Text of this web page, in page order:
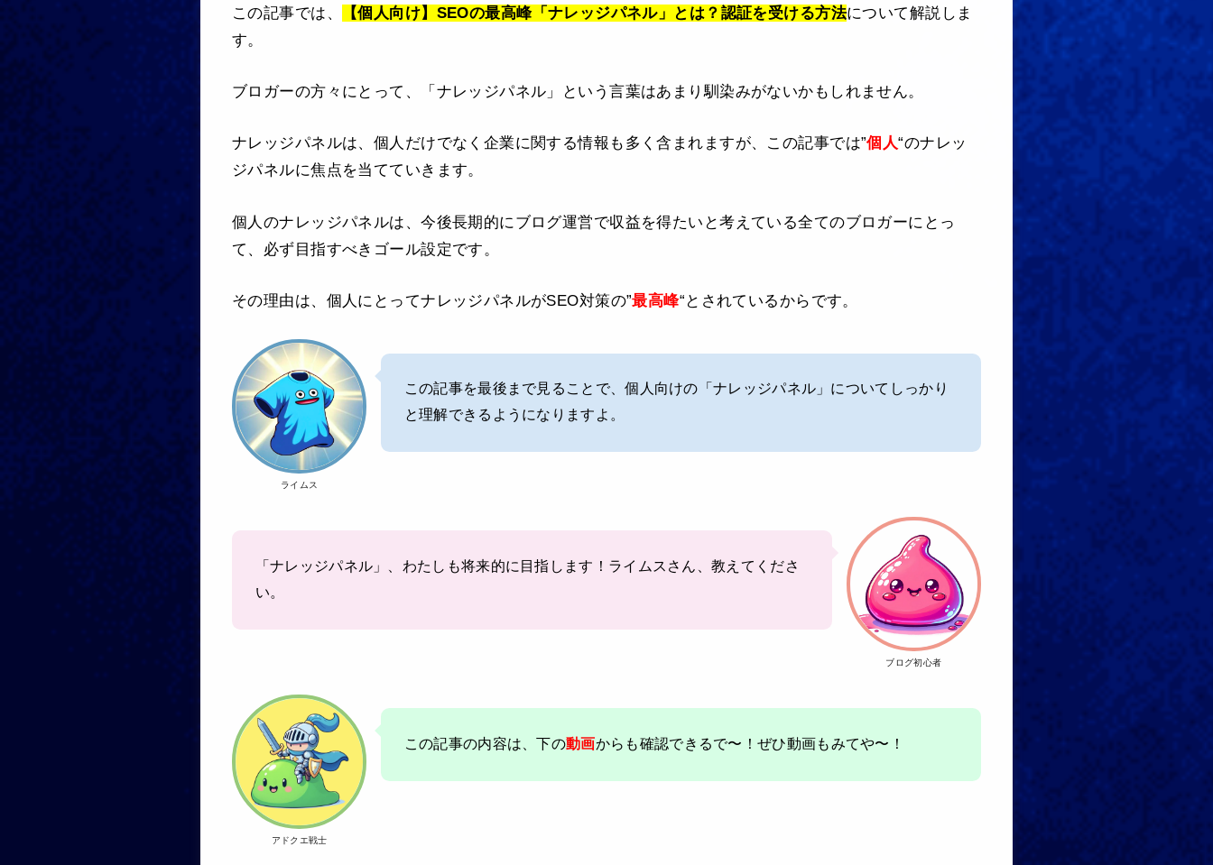
この記事では、 【個人向け】SEOの最高峰「ナレッジパネル」とは？認証を受ける方法について解説しま
す。
ブロガーの方々にとって、「ナレッジパネル」という言葉はあまり馴染みがないかもしれません。
ナレッジパネルは、個人だけでなく企業に関する情報も多く含まれますが、この記事では”個人“のナレッ
ジパネルに焦点を当てていきます。
個人のナレッジパネルは、今後長期的にブログ運営で収益を得たいと考えている全てのブロガーにとっ
て、必ず目指すべきゴール設定です。
その理由は、個人にとってナレッジパネルがSEO対策の”最高峰“とされているからです。
ライムス
この記事を最後まで見ることで、個人向けの「ナレッジパネル」についてしっかり
と理解できるようになりますよ。
ブログ初心者
「ナレッジパネル」、わたしも将来的に目指します！ライムスさん、教えてくださ
い。
アドクエ戦士
この記事の内容は、下の動画からも確認できるで〜！ぜひ動画もみてや〜！